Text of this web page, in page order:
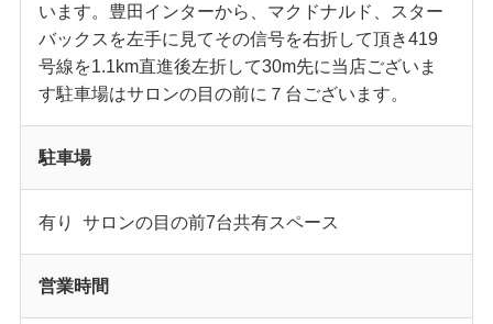
います。豊田インターから、マクドナルド、スター
バックスを左手に見てその信号を右折して頂き419
号線を1.1km直進後左折して30m先に当店ございま
す駐車場はサロンの目の前に７台ございます。
駐車場
有り サロンの目の前7台共有スペース
営業時間